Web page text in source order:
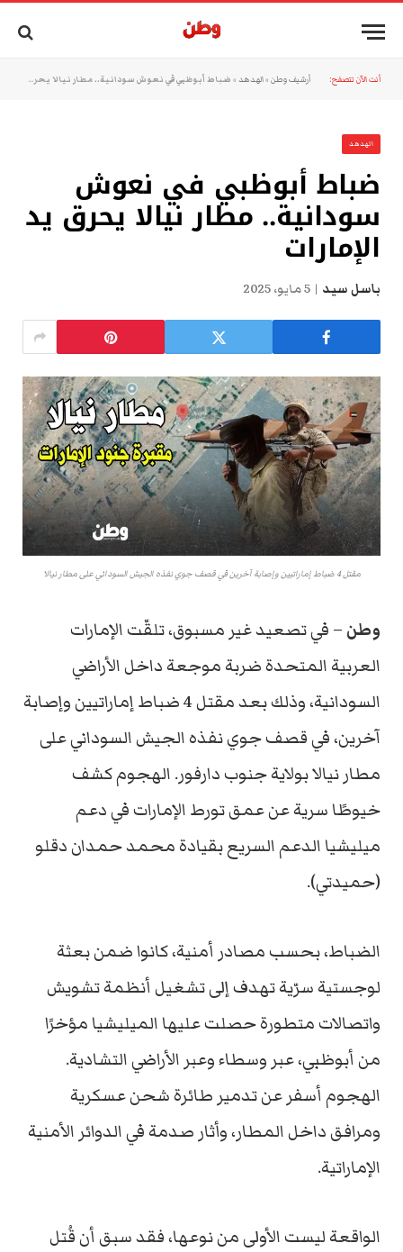
أنت الآن تتصفح: أرشيف وطن »الهدهد » ضباط أبوظبي في نعوش سودانية.. مطار نيالا يحرق يد الإمارات
الهدهد
ضباط أبوظبي في نعوش
سودانية.. مطار نيالا يحرق يد
الإمارات
باسل سيد 5 مايو، 2025
مقتل 4 ضباط إماراتيين وإصابة آخرين في قصف جوي نفذه الجيش السوداني على مطار نيالا
وطن – في تصعيد غير مسبوق، تلقّت الإمارات
العربية المتحدة ضربة موجعة داخل الأراضي
السودانية، وذلك بعد مقتل 4 ضباط إماراتيين وإصابة
آخرين، في قصف جوي نفذه الجيش السوداني على
مطار نيالا بولاية جنوب دارفور. الهجوم كشف
خيوطًا سرية عن عمق تورط الإمارات في دعم
ميليشيا الدعم السريع بقيادة محمد حمدان دقلو
(حميدتي).
الضباط، بحسب مصادر أمنية، كانوا ضمن بعثة
لوجستية سرّية تهدف إلى تشغيل أنظمة تشويش
واتصالات متطورة حصلت عليها الميليشيا مؤخرًا
من أبوظبي، عبر وسطاء وعبر الأراضي التشادية.
الهجوم أسفر عن تدمير طائرة شحن عسكرية
ومرافق داخل المطار، وأثار صدمة في الدوائر الأمنية
الإماراتية.
الواقعة ليست الأولى من نوعها، فقد سبق أن قُتل